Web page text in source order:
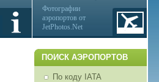
Фотографии
аэропортов от
JetPhotos.Net
ПОИСК АЭРОПОРТОВ
По коду IATA